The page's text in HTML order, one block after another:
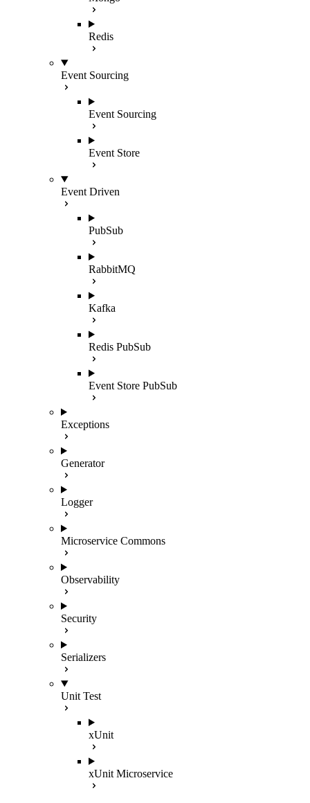
Redis
Event Sourcing
Event Sourcing
Event Store
Event Driven
PubSub
RabbitMQ
Kafka
Redis PubSub
Event Store PubSub
Exceptions
Generator
Logger
Microservice Commons
Observability
Security
Serializers
Unit Test
xUnit
xUnit Microservice